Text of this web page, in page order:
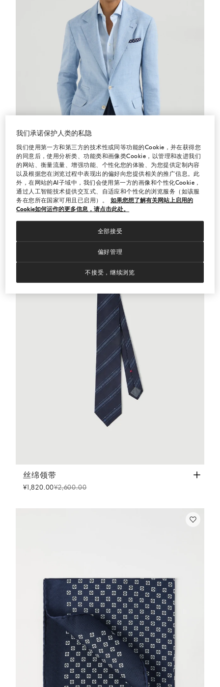
解构设计鱼骨纹夹克 天蓝
解构设计鱼骨纹夹克
¥24,850.00¥35,500.00
丝绵领带
丝绵领带
¥1,820.00¥2,600.00
我们承诺保护人类的私隐
我们使用第一方和第三方的技术性或同等功能的Cookie，并在获得您
的同意后，使用分析类、功能类和画像类Cookie，以管理和改进我们
的网站、衡量流量、增强功能、个性化您的体验、为您提供定制内容
以及根据您在浏览过程中表现出的偏好向您提供相关的推广信息。此
外，在网站的AI子域中，我们会使用第一方的画像和个性化Cookie，
通过人工智能技术提供交互式、自适应和个性化的浏览服务（如该服
务在您所在国家可用且已启用）。
如果您想了解有关网站上启用的
Cookie如何运作的更多信息，请点击此处。
偏好管理
不接受，继续浏览
全部接受